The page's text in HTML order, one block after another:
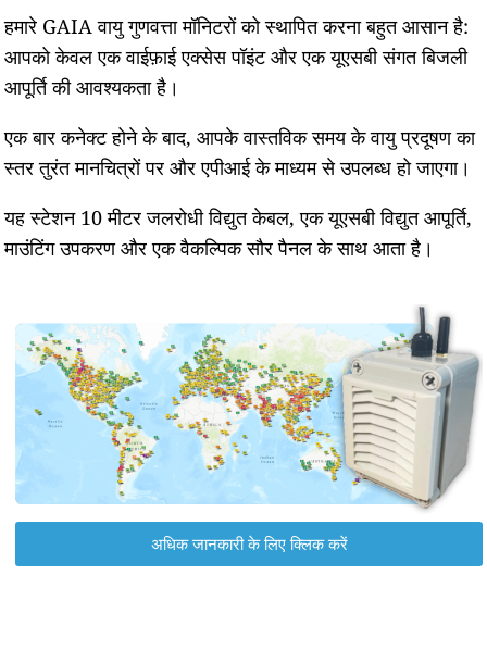
हमारे GAIA वायु गुणवत्ता मॉनिटरों को स्थापित करना बहुत आसान है:
आपको केवल एक वाईफ़ाई एक्सेस पॉइंट और एक यूएसबी संगत बिजली
आपूर्ति की आवश्यकता है।
एक बार कनेक्ट होने के बाद, आपके वास्तविक समय के वायु प्रदूषण का
स्तर तुरंत मानचित्रों पर और एपीआई के माध्यम से उपलब्ध हो जाएगा।
यह स्टेशन 10 मीटर जलरोधी विद्युत केबल, एक यूएसबी विद्युत आपूर्ति,
माउंटिंग उपकरण और एक वैकल्पिक सौर पैनल के साथ आता है।
अधिक जानकारी के लिए क्लिक करें